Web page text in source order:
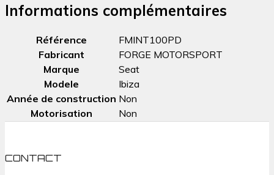
Informations complémentaires
Référence
FMINT100PD
Fabricant
FORGE MOTORSPORT
Marque
Seat
Modele
Ibiza
Année de construction Non
Motorisation
Non
CONTACT